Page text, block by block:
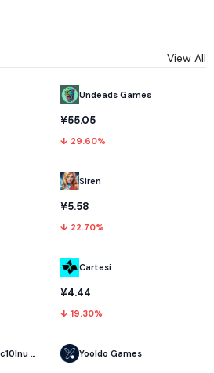
View All
HarryPotterObamaSonic10Inu (ETH)
Undeads Games
¥55.05
↓ 29.60%
Siren
¥5.58
↓ 22.70%
Cartesi
¥4.44
↓ 19.30%
Yooldo Games